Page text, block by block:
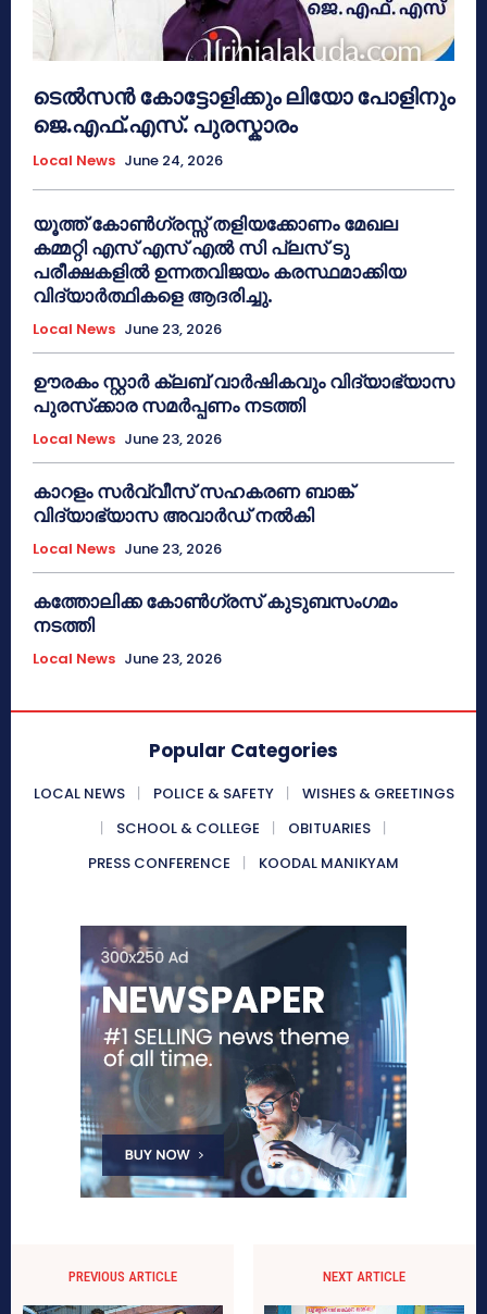
ടെൽസൻ കോട്ടോളിക്കും ലിയോ പോളിനും
ജെ.എഫ്.എസ്. പുരസ്കാരം
Local News June 24, 2026
യൂത്ത് കോൺഗ്രസ്സ് തളിയക്കോണം മേഖല
കമ്മറ്റി എസ് എസ് എൽ സി പ്ലസ് ടു
പരീക്ഷകളിൽ ഉന്നതവിജയം കരസ്ഥമാക്കിയ
വിദ്യാർത്ഥികളെ ആദരിച്ചു.
Local News June 23, 2026
ഊരകം സ്റ്റാർ ക്ലബ് വാർഷികവും വിദ്യാഭ്യാസ
പുരസ്‌ക്കാര സമർപ്പണം നടത്തി
Local News June 23, 2026
കാറളം സർവ്വീസ് സഹകരണ ബാങ്ക്
വിദ്യാഭ്യാസ അവാർഡ് നൽകി
Local News June 23, 2026
കത്തോലിക്ക കോൺഗ്രസ് കുടുബസംഗമം
നടത്തി
Local News June 23, 2026
Popular Categories
LOCAL NEWS POLICE & SAFETY
WISHES & GREETINGS
SCHOOL & COLLEGE
OBITUARIES
PRESS CONFERENCE
KOODAL MANIKYAM
PREVIOUS ARTICLE NEXT ARTICLE